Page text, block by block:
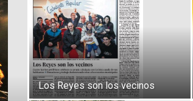
Independiente
Los Reyes son los vecinos